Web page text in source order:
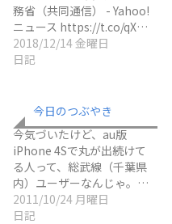
務省（共同通信） - Yahoo!
ニュース https://t.co/qX…
2018/12/14 金曜日
日記
今日のつぶやき
今気づいたけど、au版
iPhone 4Sで丸が出続けて
る人って、総武線（千葉県
内）ユーザーなんじゃ。…
2011/10/24 月曜日
日記